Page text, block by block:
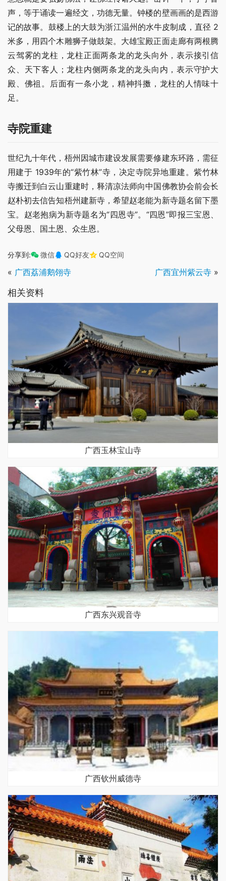
声，等于诵读一遍经文，功德无量。钟楼的壁画画的是西游
记的故事。鼓楼上的大鼓为浙江温州的水牛皮制成，直径 2
米多，用四个木雕狮子做鼓架。大雄宝殿正面走廊有两根腾
云驾雾的龙柱，龙柱正面两条龙的龙头向外，表示接引信
众、天下客人；龙柱内侧两条龙的龙头向内，表示守护大
殿、佛祖。后面有一条小龙，精神抖擞，龙柱的人情味十
足。
寺院重建
世纪九十年代，梧州因城市建设发展需要修建东环路，需征
用建于 1939年的“紫竹林”寺，决定寺院异地重建。紫竹林
寺搬迁到白云山重建时，释清凉法师向中国佛教协会前会长
赵朴初去信告知梧州建新寺，希望赵老能为新寺题名留下墨
宝。赵老抱病为新寺题名为“四恩寺”。“四恩”即报三宝恩、
父母恩、国土恩、众生恩。
分享到: 微信 QQ好友 QQ空间
« 广西荔浦鹅翎寺 广西宜州紫云寺 »
相关资料
广西玉林宝山寺
广西东兴观音寺
广西钦州威德寺